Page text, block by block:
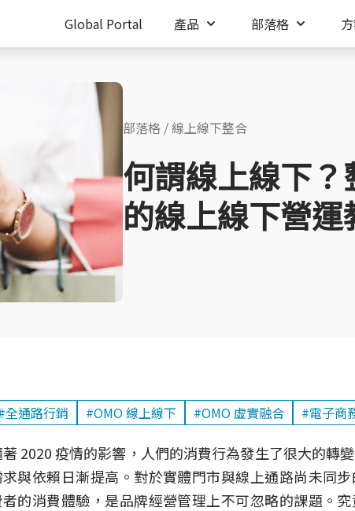
Global Portal 產品 部落格
部落格 /線上線下整合
何謂線上線下
的線上線下營運
全通路行銷 #OMO 線上線下 #OMO 虛實融合 #電子商
2020 疫情的影響，人們的消費行為發生了很大的轉
求與依賴日漸提高。對於實體門市與線上通路尚未同
者的消費體驗，是品牌經營管理上不可忽略的課題。